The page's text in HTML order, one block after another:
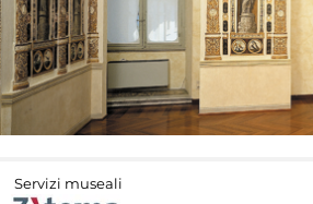
Servizi museali